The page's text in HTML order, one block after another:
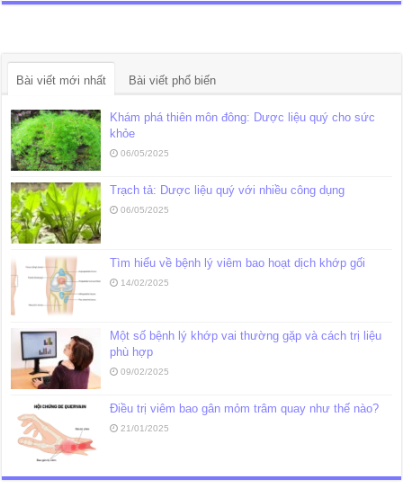
Bài viết mới nhất Bài viết phổ biến
Khám phá thiên môn đông: Dược liệu quý cho sức
khỏe
06/05/2025
Trạch tả: Dược liệu quý với nhiều công dụng
06/05/2025
Tìm hiểu về bệnh lý viêm bao hoạt dịch khớp gối
14/02/2025
Một số bệnh lý khớp vai thường gặp và cách trị liệu
phù hợp
09/02/2025
Điều trị viêm bao gân mỏm trâm quay như thế nào?
21/01/2025